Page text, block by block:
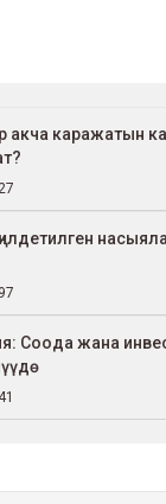
акча каражатын
Соода жана